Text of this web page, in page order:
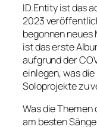
ID.Entity ist das
2023
begonnen neues
ist das erste
aufgrund der
einlegen, was
Soloprojekte zu
Was die
am besten